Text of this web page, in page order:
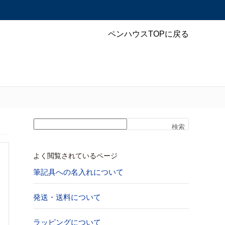
ペンハウスTOPに戻る
検索
よく閲覧されているページ
筆記具への名入れについて
発送・送料について
ラッピングについて